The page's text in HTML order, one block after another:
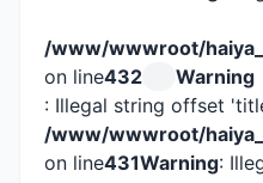
/www/wwwroot/
on line432
Warning
: Illegal string offset
/www/wwwroot/
on line431Warning: